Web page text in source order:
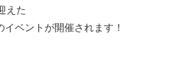
えた
ベントが開催されます！